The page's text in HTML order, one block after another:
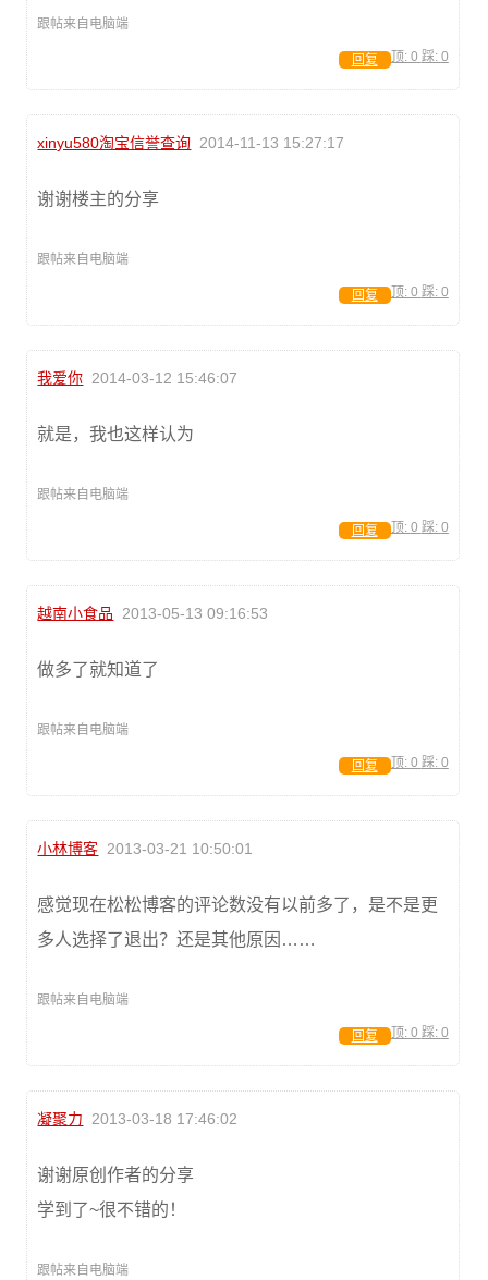
跟帖来自电脑端
顶: 0 踩: 0
回复
xinyu580淘宝信誉查询 2014-11-13 15:27:17
谢谢楼主的分享
跟帖来自电脑端
顶: 0 踩: 0
回复
我爱你 2014-03-12 15:46:07
就是，我也这样认为
跟帖来自电脑端
顶: 0 踩: 0
回复
越南小食品 2013-05-13 09:16:53
做多了就知道了
跟帖来自电脑端
顶: 0 踩: 0
回复
小林博客 2013-03-21 10:50:01
感觉现在松松博客的评论数没有以前多了，是不是更
多人选择了退出？还是其他原因……
跟帖来自电脑端
顶: 0 踩: 0
回复
凝聚力 2013-03-18 17:46:02
谢谢原创作者的分享
学到了~很不错的！
跟帖来自电脑端